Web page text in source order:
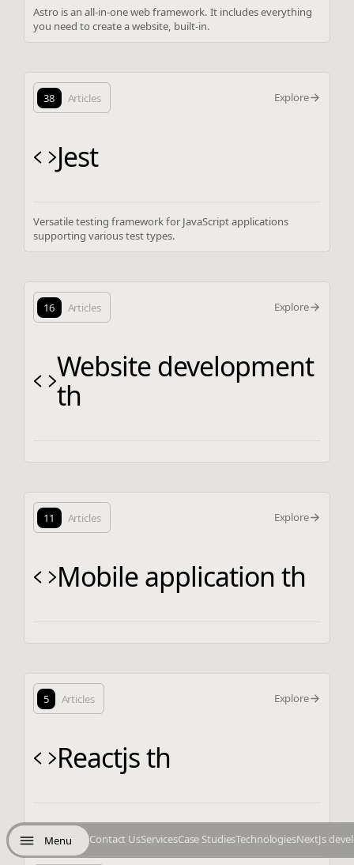
Menu Contact UsServicesCase StudiesTechnologiesNextJs
Astro is an all-in-one web framework. It includes everything
you need to create a website, built-in.
38 Articles Explore
Jest
Versatile testing framework for JavaScript applications
supporting various test types.
16 Articles Explore
Website development
th
11 Articles Explore
Mobile application th
5 Articles Explore
Reactjs th